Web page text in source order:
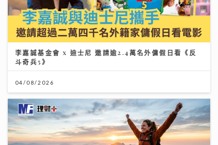
李嘉誠基金會 x 迪士尼 邀請逾2.4萬名外傭假日看《反
斗奇兵5》
04/08/2026